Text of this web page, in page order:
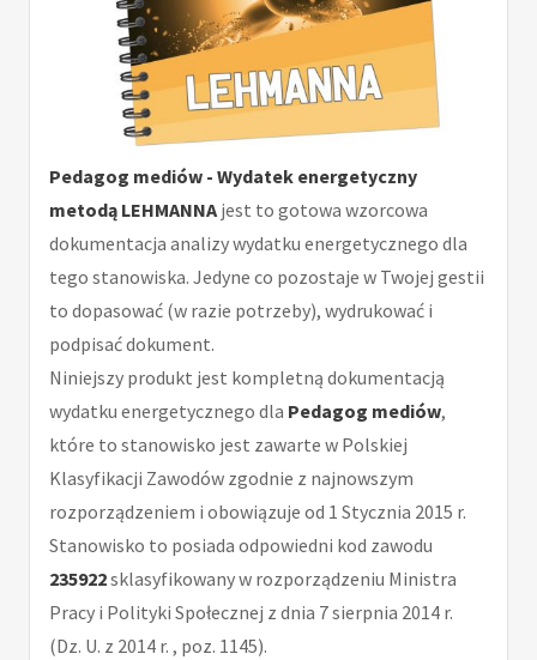
Pedagog mediów - Wydatek energetyczny
metodą LEHMANNA jest to gotowa wzorcowa
dokumentacja analizy wydatku energetycznego dla
tego stanowiska. Jedyne co pozostaje w Twojej gestii
to dopasować (w razie potrzeby), wydrukować i
podpisać dokument.
Niniejszy produkt jest kompletną dokumentacją
wydatku energetycznego dla Pedagog mediów,
które to stanowisko jest zawarte w Polskiej
Klasyfikacji Zawodów zgodnie z najnowszym
rozporządzeniem i obowiązuje od 1 Stycznia 2015 r.
Stanowisko to posiada odpowiedni kod zawodu
235922sklasyfikowany w rozporządzeniu Ministra
Pracy i Polityki Społecznej z dnia 7 sierpnia 2014 r.
(Dz. U. z 2014 r. , poz. 1145).